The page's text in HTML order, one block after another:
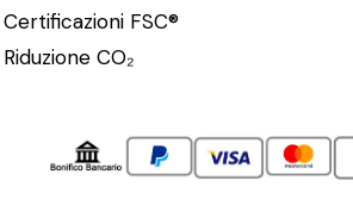
Certificazioni FSC®
Riduzione CO₂